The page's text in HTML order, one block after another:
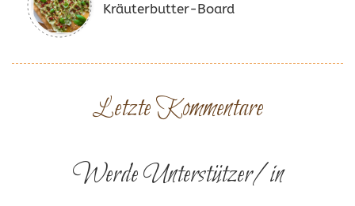
Kräuterbutter-Board
Letzte Kommentare
Werde Unterstützer/in